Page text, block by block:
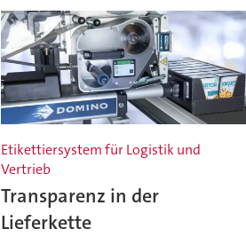
Etikettiersystem für Logistik und
Vertrieb
Transparenz in der
Lieferkette